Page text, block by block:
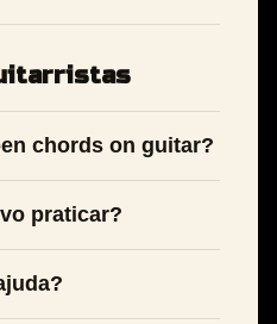
chords on guitar?
praticar?